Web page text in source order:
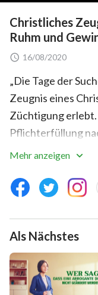
Christliches
Ruhm und
16/08/2020
„Die Tage der
Zeugnis eines
Züchtigung
Pflichterfüllung
verärgert, als
ihm zu wetteifern.
auszuschließen,
sich zu rühmen,
Schwestern
dadurch
Arbeit der Kirche
selbst leidet
Mehr anzeigen
Als Nächstes